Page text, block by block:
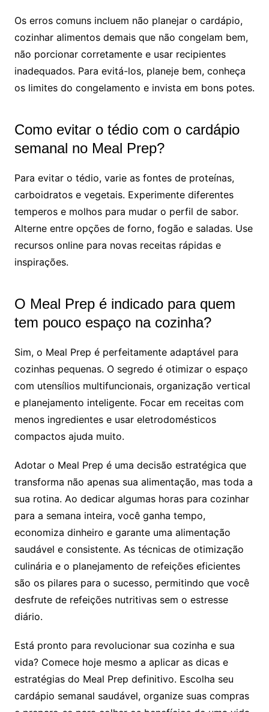
Os erros comuns incluem não planejar o cardápio,
cozinhar alimentos demais que não congelam bem,
não porcionar corretamente e usar recipientes
inadequados. Para evitá-los, planeje bem, conheça
os limites do congelamento e invista em bons potes.
Como evitar o tédio com o cardápio
semanal no Meal Prep?
Para evitar o tédio, varie as fontes de proteínas,
carboidratos e vegetais. Experimente diferentes
temperos e molhos para mudar o perfil de sabor.
Alterne entre opções de forno, fogão e saladas. Use
recursos online para novas receitas rápidas e
inspirações.
O Meal Prep é indicado para quem
tem pouco espaço na cozinha?
Sim, o Meal Prep é perfeitamente adaptável para
cozinhas pequenas. O segredo é otimizar o espaço
com utensílios multifuncionais, organização vertical
e planejamento inteligente. Focar em receitas com
menos ingredientes e usar eletrodomésticos
compactos ajuda muito.
Adotar o Meal Prep é uma decisão estratégica que
transforma não apenas sua alimentação, mas toda a
sua rotina. Ao dedicar algumas horas para cozinhar
para a semana inteira, você ganha tempo,
economiza dinheiro e garante uma alimentação
saudável e consistente. As técnicas de otimização
culinária e o planejamento de refeições eficientes
são os pilares para o sucesso, permitindo que você
desfrute de refeições nutritivas sem o estresse
diário.
Está pronto para revolucionar sua cozinha e sua
vida? Comece hoje mesmo a aplicar as dicas e
estratégias do Meal Prep definitivo. Escolha seu
cardápio semanal saudável, organize suas compras